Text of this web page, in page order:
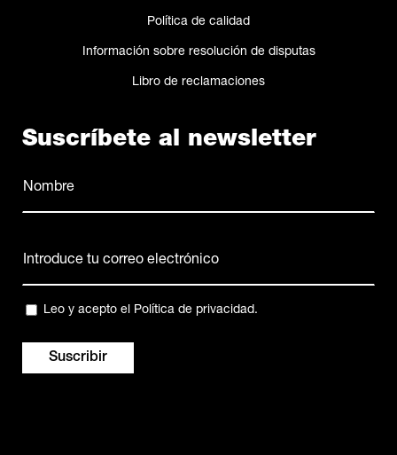
Política de calidad
Información sobre resolución de disputas
Libro de reclamaciones
Suscríbete al newsletter
electrónico
Privacidad
Leo y acepto el Política de privacidad.